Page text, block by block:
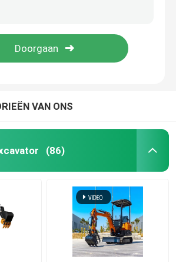
het landbouwlandbouwbedrijf
VAN ONS
(86)